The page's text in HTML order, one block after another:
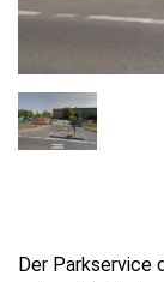
Der Parkservice